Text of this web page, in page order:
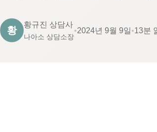
황
황규진 상담사
나아소 상담소장
•2024년 9월 9일•13분